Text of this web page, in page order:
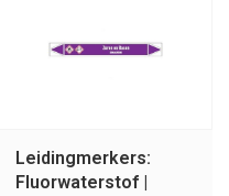
Leidingmerkers:
Fluorwaterstof |